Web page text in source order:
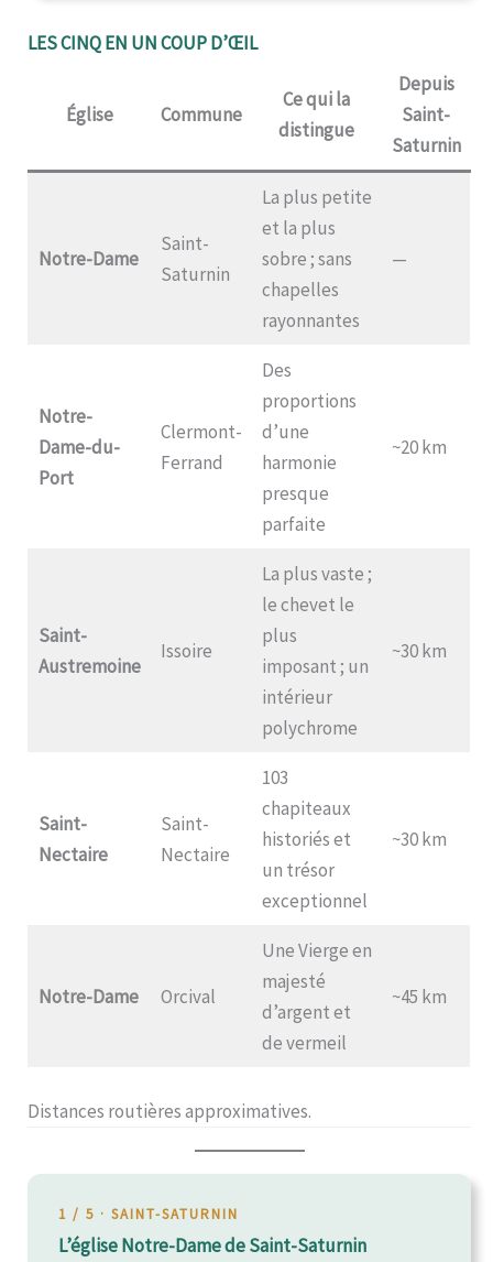
LES CINQ EN UN COUP D’ŒIL
Église Commune
Ce qui la
distingue
Depuis
Saint-
Saturnin
Notre-Dame
Saint-
Saturnin
La plus petite
et la plus
sobre ; sans
chapelles
rayonnantes
—
Notre-
Dame-du-
Port
Clermont-
Ferrand
Des
proportions
d’une
harmonie
presque
parfaite
~20 km
Saint-
Austremoine
Issoire
La plus vaste ;
le chevet le
plus
imposant ; un
intérieur
polychrome
~30 km
Saint-
Nectaire
Saint-
Nectaire
103
chapiteaux
historiés et
un trésor
exceptionnel
~30 km
Notre-Dame Orcival
Une Vierge en
majesté
d’argent et
de vermeil
~45 km
Distances routières approximatives.
1 / 5 · SAINT-SATURNIN
L’église Notre-Dame de Saint-Saturnin